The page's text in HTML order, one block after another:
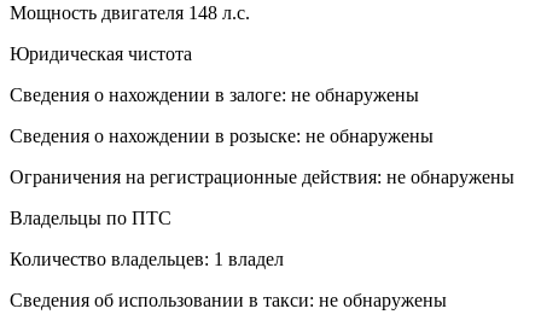
Мощность двигателя 148 л.с.
Юридическая чистота
Сведения о нахождении в залоге: не обнаружены
Сведения о нахождении в розыске: не обнаружены
Ограничения на регистрационные действия: не обнаружены
Владельцы по ПТС
Количество владельцев: 1 владел
Сведения об использовании в такси: не обнаружены